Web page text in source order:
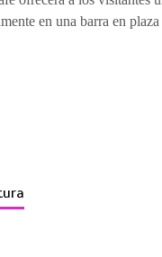
en una barra en